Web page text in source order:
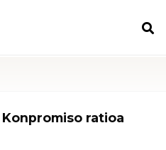
Konpromiso ratioa